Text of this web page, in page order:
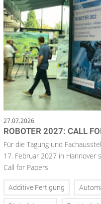
27.07.2026
ROBOTER 2027: CALL
Für die Tagung und
17. Februar 2027 in
Call for Papers.
Additive Fertigung